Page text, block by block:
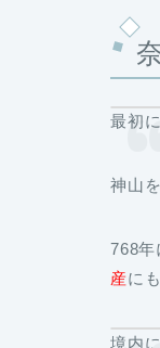
最初
神山
768年
産に
境内